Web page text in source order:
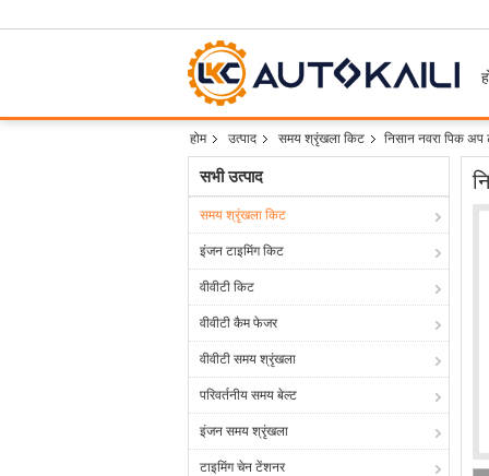
होम उत्पाद समय श्रृंखला किट निसान नवरा पिक
सभी उत्पाद
समय श्रृंखला किट
इंजन टाइमिंग किट
वीवीटी किट
वीवीटी कैम फेजर
वीवीटी समय श्रृंखला
परिवर्तनीय समय बेल्ट
इंजन समय श्रृंखला
टाइमिंग चेन टेंशनर